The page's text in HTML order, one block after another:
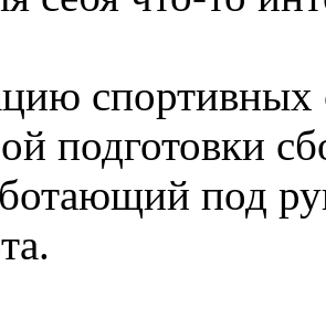
спортивных
подготовки
под